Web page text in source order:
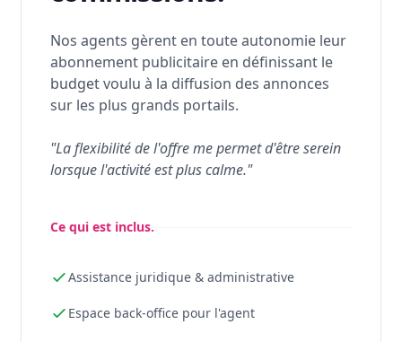
Nos agents gèrent en toute autonomie leur
abonnement publicitaire en définissant le
budget voulu à la diffusion des annonces
sur les plus grands portails.
"La flexibilité de l'offre me permet d'être serein
lorsque l'activité est plus calme."
Ce qui est inclus.
Assistance juridique & administrative
Espace back-office pour l'agent